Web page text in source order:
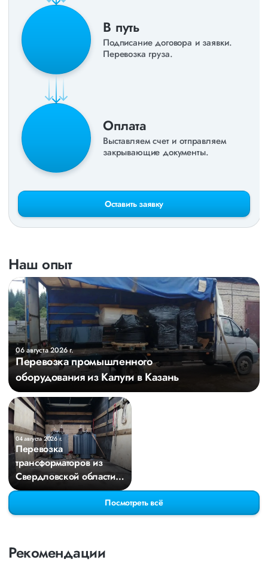
В путь
Подписание договора и заявки.
Перевозка груза.
Оплата
Выставляем счет и отправляем
закрывающие документы.
Оставить заявку
Наш опыт
06 августа 2026 г.
Перевозка промышленного
оборудования из Калуги в Казань
04 августа 2026 г.
Перевозка
трансформаторов из
Свердловской области в
Киров
Посмотреть всё
Рекомендации